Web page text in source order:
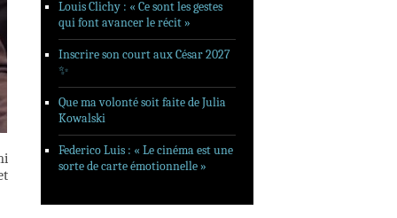
Louis Clichy : « Ce sont les gestes
qui font avancer le récit »
Inscrire son court aux César 2027
✨
Que ma volonté soit faite de Julia
Kowalski
Federico Luis : « Le cinéma est une
sorte de carte émotionnelle »